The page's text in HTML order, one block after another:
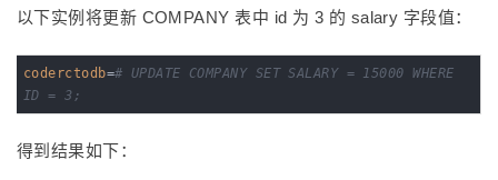
以下实例将更新 COMPANY 表中 id 为 3 的 salary 字段值：
coderctodb=# UPDATE COMPANY SET SALARY = 15000 WHERE
ID = 3;
得到结果如下：